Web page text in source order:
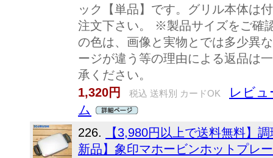
ック【単品】です。グリル本体は
注文下さい。 ※製品サイズをご確
の色は、画像と実物とでは多少異
ージが違う等の理由による返品は
承ください。
1,320円
税込 送料別 カードOK
レビュ
ム
226.
【3,980円以上で送料無料】
新品】象印マホービンホットプレ